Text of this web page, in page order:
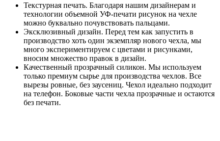
Текстурная печать. Благодаря нашим дизайнерам и
технологии объемной УФ-печати рисунок на чехле
можно буквально почувствовать пальцами.
Эксклюзивный дизайн. Перед тем как запустить в
производство хоть один экземпляр нового чехла, мы
много экспериментируем с цветами и рисунками,
вносим множество правок в дизайн.
Качественный прозрачный силикон. Мы используем
только премиум сырье для производства чехлов. Все
вырезы ровные, без заусениц. Чехол идеально подходит
на телефон. Боковые части чехла прозрачные и остаются
без печати.